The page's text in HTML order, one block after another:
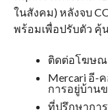
ในสังคม) หลังจบ
พร้อมเพื่อปรับตัว คุ้
ติดต่อโฆษณ
Mercari อี-
การอยู่บ้าน
ที่ปรึกษากา